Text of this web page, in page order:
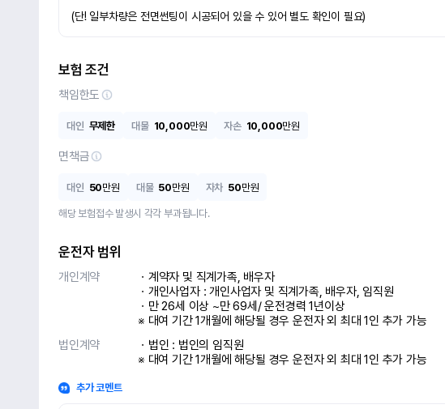
(단! 일부차량은 전면썬팅이 시공되어 있을 수 있어 별도 확인이 필요)
보험 조건
책임한도
대인 무제한 대물 10,000만원 자손 10,000만원
면책금
대인 50만원 대물 50만원 자차 50만원
해당 보험접수 발생시 각각 부과됩니다.
운전자 범위
개인계약
ㆍ계약자 및 직계가족, 배우자
ㆍ개인사업자 : 개인사업자 및 직계가족, 배우자, 임직원
ㆍ만 26세 이상 ~만 69세/ 운전경력 1년이상
※ 대여 기간 1개월에 해당될 경우 운전자 외 최대 1인 추가 가능
법인계약
ㆍ법인 : 법인의 임직원
※ 대여 기간 1개월에 해당될 경우 운전자 외 최대 1인 추가 가능
추가 코멘트